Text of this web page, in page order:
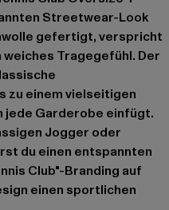
Streetwear-Look
gefertigt, verspricht
weiches Tragegefühl. Der
zu einem vielseitigen
jede Garderobe einfügt.
Jogger oder
du einen entspannten
Club"-Branding auf
einen sportlichen